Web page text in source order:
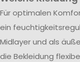
Für optimalen
ein
Midlayer und als
die Bekleidung